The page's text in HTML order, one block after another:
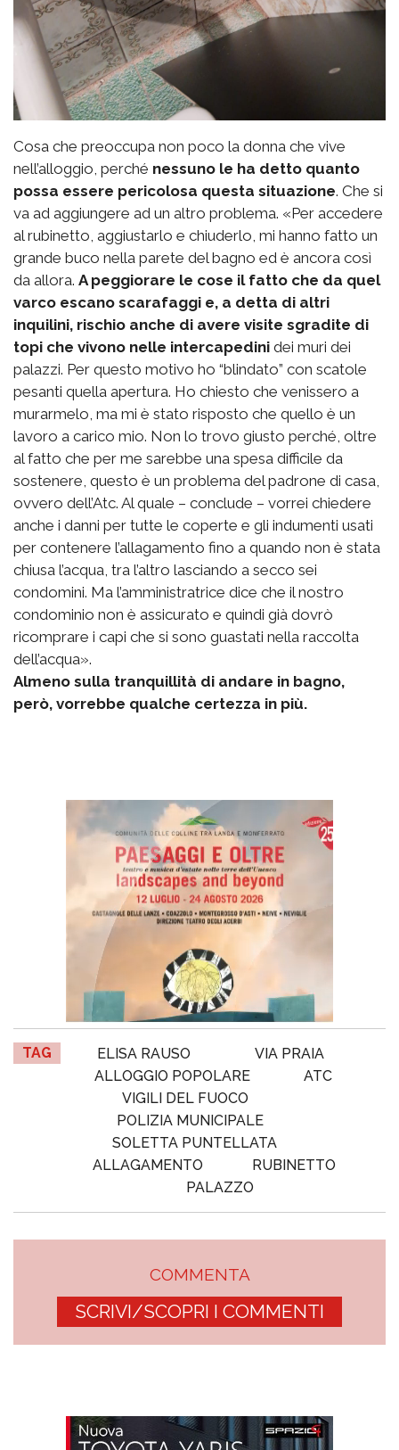
Cosa che preoccupa non poco la donna che vive
nell’alloggio, perché nessuno le ha detto quanto
possa essere pericolosa questa situazione. Che si
va ad aggiungere ad un altro problema. «Per accedere
al rubinetto, aggiustarlo e chiuderlo, mi hanno fatto un
grande buco nella parete del bagno ed è ancora così
da allora. A peggiorare le cose il fatto che da quel
varco escano scarafaggi e, a detta di altri
inquilini, rischio anche di avere visite sgradite di
topi che vivono nelle intercapedini dei muri dei
palazzi. Per questo motivo ho “blindato” con scatole
pesanti quella apertura. Ho chiesto che venissero a
murarmelo, ma mi è stato risposto che quello è un
lavoro a carico mio. Non lo trovo giusto perché, oltre
al fatto che per me sarebbe una spesa difficile da
sostenere, questo è un problema del padrone di casa,
ovvero dell’Atc. Al quale – conclude – vorrei chiedere
anche i danni per tutte le coperte e gli indumenti usati
per contenere l’allagamento fino a quando non è stata
chiusa l’acqua, tra l’altro lasciando a secco sei
condomini. Ma l’amministratrice dice che il nostro
condominio non è assicurato e quindi già dovrò
ricomprare i capi che si sono guastati nella raccolta
dell’acqua».
Almeno sulla tranquillità di andare in bagno,
però, vorrebbe qualche certezza in più.
TAG ELISA RAUSO
VIA PRAIA
ALLOGGIO POPOLARE
ATC
VIGILI DEL FUOCO
POLIZIA MUNICIPALE
SOLETTA PUNTELLATA
ALLAGAMENTO
RUBINETTO
PALAZZO
COMMENTA
SCRIVI/SCOPRI I COMMENTI